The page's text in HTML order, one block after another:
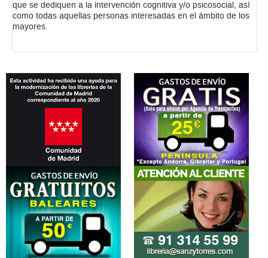
que se dediquen a la intervención cognitiva y/o psicosocial, así
como todas aquellas personas interesadas en el ámbito de los
mayores.